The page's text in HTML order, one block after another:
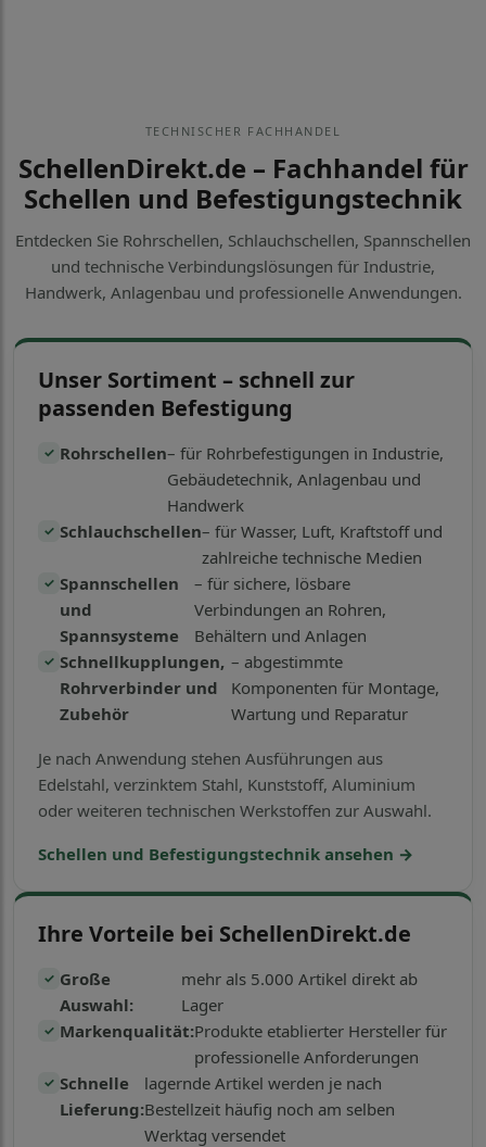
TECHNISCHER FACHHANDEL
SchellenDirekt.de – Fachhandel für
Schellen und Befestigungstechnik
Entdecken Sie Rohrschellen, Schlauchschellen, Spannschellen
und technische Verbindungslösungen für Industrie,
Handwerk, Anlagenbau und professionelle Anwendungen.
Unser Sortiment – schnell zur
passenden Befestigung
✓ Rohrschellen– für Rohrbefestigungen in Industrie,
Gebäudetechnik, Anlagenbau und
Handwerk
✓ Schlauchschellen– für Wasser, Luft, Kraftstoff und
zahlreiche technische Medien
✓ Spannschellen
und
Spannsysteme
– für sichere, lösbare
Verbindungen an Rohren,
Behältern und Anlagen
✓ Schnellkupplungen,
Rohrverbinder und
Zubehör
– abgestimmte
Komponenten für Montage,
Wartung und Reparatur
Je nach Anwendung stehen Ausführungen aus
Edelstahl, verzinktem Stahl, Kunststoff, Aluminium
oder weiteren technischen Werkstoffen zur Auswahl.
Schellen und Befestigungstechnik ansehen →
Ihre Vorteile bei SchellenDirekt.de
✓ Große
Auswahl:
mehr als 5.000 Artikel direkt ab
Lager
✓ Markenqualität:Produkte etablierter Hersteller für
professionelle Anforderungen
✓ Schnelle
Lieferung:
lagernde Artikel werden je nach
Bestellzeit häufig noch am selben
Werktag versendet